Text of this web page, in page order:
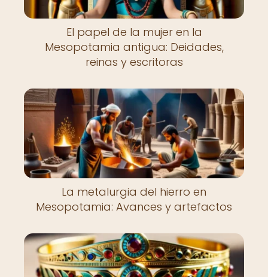
El papel de la mujer en la
Mesopotamia antigua: Deidades,
reinas y escritoras
La metalurgia del hierro en
Mesopotamia: Avances y artefactos